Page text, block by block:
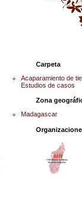
Carpeta
Acaparamiento de
Estudios de casos
Zona
Madagascar